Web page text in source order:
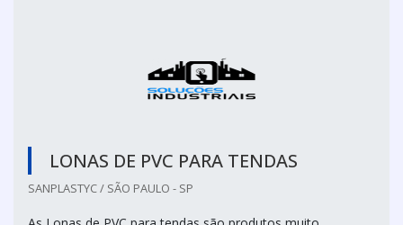
LONAS DE PVC PARA TENDAS
SANPLASTYC / SÃO PAULO - SP